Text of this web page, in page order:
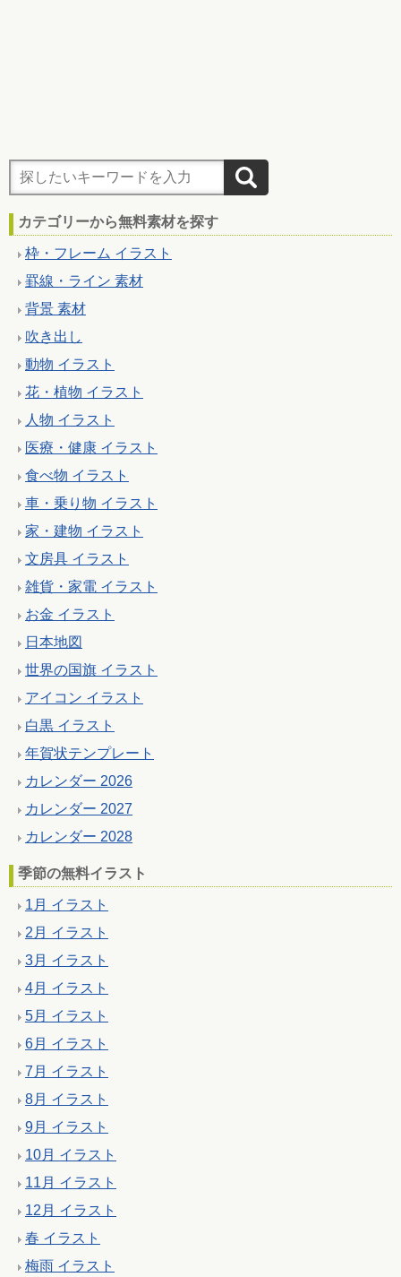
カテゴリーから無料素材を探す
枠・フレーム イラスト
罫線・ライン 素材
背景 素材
吹き出し
動物 イラスト
花・植物 イラスト
人物 イラスト
医療・健康 イラスト
食べ物 イラスト
車・乗り物 イラスト
家・建物 イラスト
文房具 イラスト
雑貨・家電 イラスト
お金 イラスト
日本地図
世界の国旗 イラスト
アイコン イラスト
白黒 イラスト
年賀状テンプレート
カレンダー 2026
カレンダー 2027
カレンダー 2028
季節の無料イラスト
1月 イラスト
2月 イラスト
3月 イラスト
4月 イラスト
5月 イラスト
6月 イラスト
7月 イラスト
8月 イラスト
9月 イラスト
10月 イラスト
11月 イラスト
12月 イラスト
春 イラスト
梅雨 イラスト